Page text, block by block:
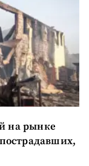
на рынке